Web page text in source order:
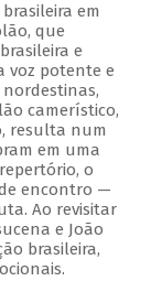
em
que
e
voz potente e
camerístico,
resulta num
em uma
o
encontro —
Ao revisitar
e João
brasileira,